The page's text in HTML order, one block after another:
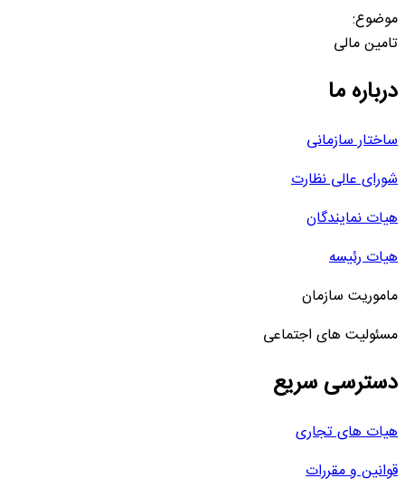
موضوع:
تامین مالی
درباره ما
ساختار سازمانی
شورای عالی نظارت
هیات نمایندگان
هیات رئیسه
ماموریت سازمان
مسئولیت های اجتماعی
دسترسی سریع
هیات های تجاری
قوانین و مقررات